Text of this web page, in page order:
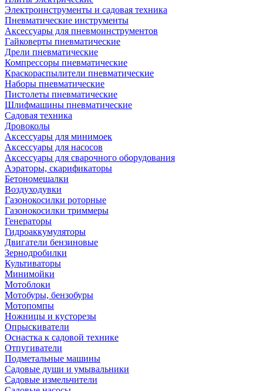
Электроинструменты и садовая техника
Пневматические инструменты
Аксессуары для пневмоинструментов
Гайковерты пневматические
Дрели пневматические
Компрессоры пневматические
Краскораспылители пневматические
Наборы пневматические
Пистолеты пневматические
Шлифмашины пневматические
Садовая техника
Дровоколы
Аксессуары для минимоек
Аксессуары для насосов
Аксессуары для сварочного оборудования
Аэраторы, скарификаторы
Бетономешалки
Воздуходувки
Газонокосилки роторные
Газонокосилки триммеры
Генераторы
Гидроаккумуляторы
Двигатели бензиновые
Зернодробилки
Культиваторы
Минимойки
Мотоблоки
Мотобуры, бензобуры
Мотопомпы
Ножницы и кусторезы
Опрыскиватели
Оснастка к садовой технике
Отпугиватели
Подметальные машины
Садовые души и умывальники
Садовые измельчители